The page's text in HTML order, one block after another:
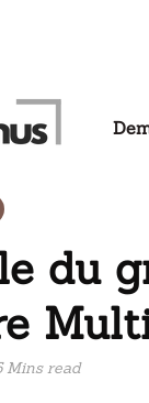
du
Mins read